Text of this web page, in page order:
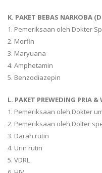
K. PAKET BEBAS NARKOBA
1. Pemeriksaan oleh Dokter
2. Morfin
3. Maryuana
4. Amphetamin
5. Benzodiazepin
L. PAKET PREWEDING PRIA
1. Pemeriksaan oleh Dokter
2. Pemeriksaan oleh Dolter
3. Darah rutin
4. Urin rutin
5. VDRL